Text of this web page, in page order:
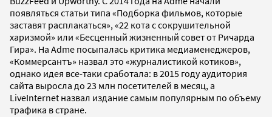
появляться статьи типа «Подборка фильмов, которые
заставят расплакаться», «22 кота с сокрушительной
харизмой» или «Бесценный жизненный совет от Ричарда
Гира». На Adme посыпалась критика медиаменеджеров,
«Коммерсантъ» назвал это «журналистикой котиков»,
однако идея все-таки сработала: в 2015 году аудитория
сайта выросла до 23 млн посетителей в месяц, а
LiveInternet назвал издание самым популярным по объему
трафика в стране.